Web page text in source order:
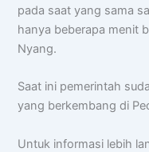
pada saat yang sama
hanya beberapa menit
Nyang.
Saat ini pemerintah
yang berkembang di
Untuk informasi lebih